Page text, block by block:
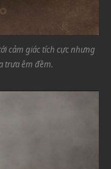
cảm giác tích cực nhưng
trưa êm đềm.